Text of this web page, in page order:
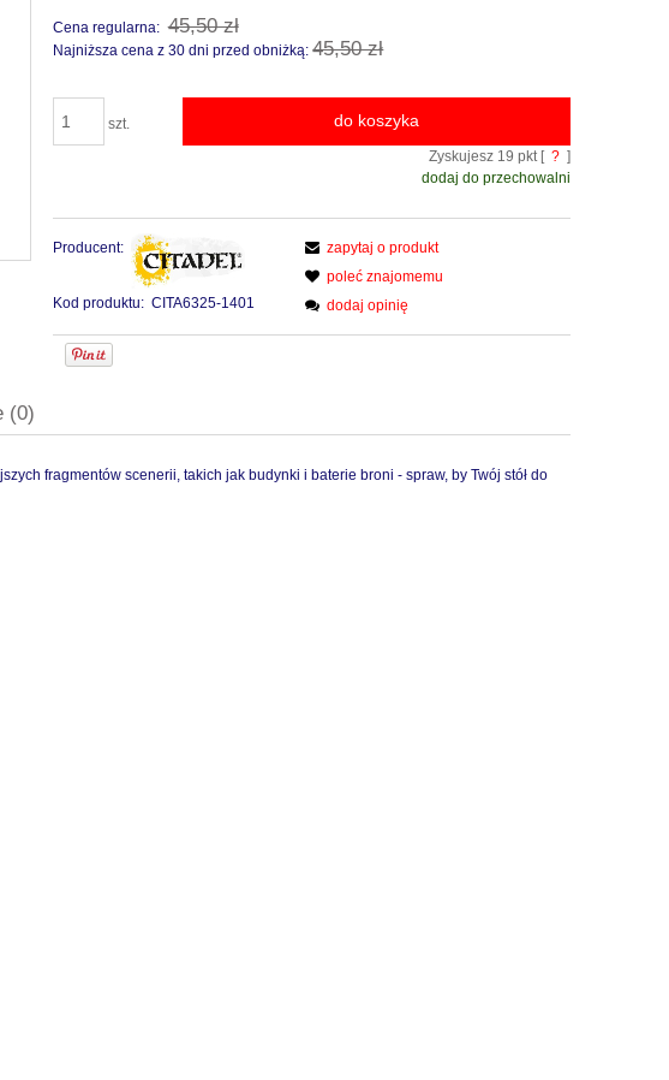
Cena regularna: 45,50 zł
Najniższa cena z 30 dni przed obniżką:45,50 zł
szt. do koszyka
Zyskujesz 19 pkt [ ? ]
dodaj do przechowalni
Producent:
Kod produktu: CITA6325-1401
zapytaj o produkt
poleć znajomemu
dodaj opinię
kosztów
(0)
fragmentów scenerii, takich jak budynki i baterie broni - spraw, by Twój stół do